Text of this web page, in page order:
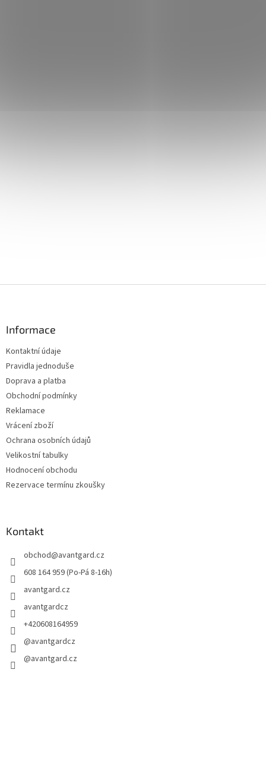
Informace
Kontaktní údaje
Pravidla jednoduše
Doprava a platba
Obchodní podmínky
Reklamace
Vrácení zboží
Ochrana osobních údajů
Velikostní tabulky
Hodnocení obchodu
Rezervace termínu zkoušky
Kontakt
obchod@avantgard.cz
608 164 959 (Po-Pá 8-16h)
avantgard.cz
avantgardcz
+420608164959
@avantgardcz
@avantgard.cz